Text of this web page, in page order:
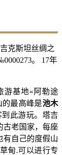
克斯坦丝绸之
。 17年
游基地«阿勒途
的最高峰是池木
此游玩。塔吉
古老国家，每座
有自己的度假山
甸.可以进行专